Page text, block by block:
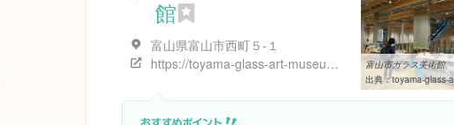
館
富山県富山市西町５-１
https://toyama-glass-art-museum.jp/
富山市ガラス美術館
出典：toyama-glass-